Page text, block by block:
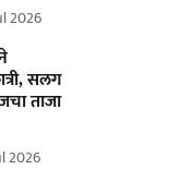
2026
सलग
ताजा
2026